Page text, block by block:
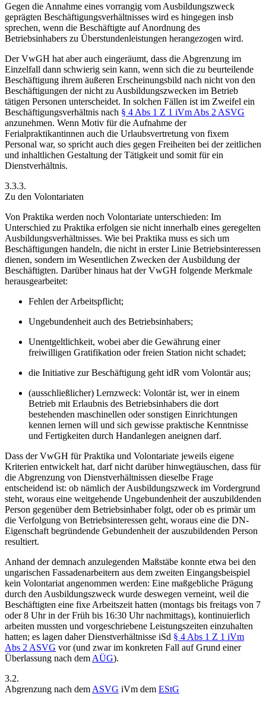
Gegen die Annahme eines vorrangig vom Ausbildungszweck
geprägten Beschäftigungsverhältnisses wird es hingegen insb
sprechen, wenn die Beschäftigte auf Anordnung des
Betriebsinhabers zu Überstundenleistungen herangezogen wird.
Der VwGH hat aber auch eingeräumt, dass die Abgrenzung im
Einzelfall dann schwierig sein kann, wenn sich die zu beurteilende
Beschäftigung ihrem äußeren Erscheinungsbild nach nicht von den
Beschäftigungen der nicht zu Ausbildungszwecken im Betrieb
tätigen Personen unterscheidet. In solchen Fällen ist im Zweifel ein
Beschäftigungsverhältnis nach § 4 Abs 1 Z 1 iVm Abs 2 ASVG
anzunehmen. Wenn Motiv für die Aufnahme der
Ferialpraktikantinnen auch die Urlaubsvertretung von fixem
Personal war, so spricht auch dies gegen Freiheiten bei der zeitlichen
und inhaltlichen Gestaltung der Tätigkeit und somit für ein
Dienstverhältnis.
3.3.3.
Zu den Volontariaten
Von Praktika werden noch Volontariate unterschieden: Im
Unterschied zu Praktika erfolgen sie nicht innerhalb eines geregelten
Ausbildungsverhältnisses. Wie bei Praktika muss es sich um
Beschäftigungen handeln, die nicht in erster Linie Betriebsinteressen
dienen, sondern im Wesentlichen Zwecken der Ausbildung der
Beschäftigten. Darüber hinaus hat der VwGH folgende Merkmale
herausgearbeitet:
Fehlen der Arbeitspflicht;
Ungebundenheit auch des Betriebsinhabers;
Unentgeltlichkeit, wobei aber die Gewährung einer
freiwilligen Gratifikation oder freien Station nicht schadet;
die Initiative zur Beschäftigung geht idR vom Volontär aus;
(ausschließlicher) Lernzweck: Volontär ist, wer in einem
Betrieb mit Erlaubnis des Betriebsinhabers die dort
bestehenden maschinellen oder sonstigen Einrichtungen
kennen lernen will und sich gewisse praktische Kenntnisse
und Fertigkeiten durch Handanlegen aneignen darf.
Dass der VwGH für Praktika und Volontariate jeweils eigene
Kriterien entwickelt hat, darf nicht darüber hinwegtäuschen, dass für
die Abgrenzung von Dienstverhältnissen dieselbe Frage
entscheidend ist: ob nämlich der Ausbildungszweck im Vordergrund
steht, woraus eine weitgehende Ungebundenheit der auszubildenden
Person gegenüber dem Betriebsinhaber folgt, oder ob es primär um
die Verfolgung von Betriebsinteressen geht, woraus eine die DN-
Eigenschaft begründende Gebundenheit der auszubildenden Person
resultiert.
Anhand der demnach anzulegenden Maßstäbe konnte etwa bei den
ungarischen Fassadenarbeitern aus dem zweiten Eingangsbeispiel
kein Volontariat angenommen werden: Eine maßgebliche Prägung
durch den Ausbildungszweck wurde deswegen verneint, weil die
Beschäftigten eine fixe Arbeitszeit hatten (montags bis freitags von 7
oder 8 Uhr in der Früh bis 16:30 Uhr nachmittags), kontinuierlich
arbeiten mussten und vorgeschriebene Leistungszeiten einzuhalten
hatten; es lagen daher Dienstverhältnisse iSd § 4 Abs 1 Z 1 iVm
Abs 2 ASVG vor (und zwar im konkreten Fall auf Grund einer
Überlassung nach dem AÜG).
3.2.
Abgrenzung nach dem ASVG iVm dem EStG